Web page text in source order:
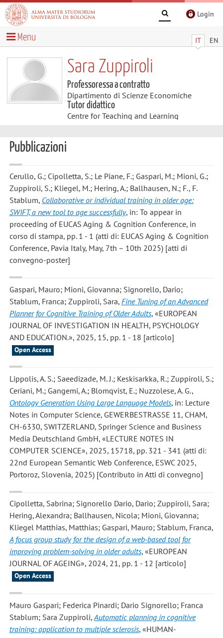
Login
IT EN
Menu
Sara Zuppiroli
Professoressa a contratto
Dipartimento di Scienze Economiche
Tutor didattico
Centre for Teaching and Learning
Pubblicazioni
Cerullo, G.; Cipolletta, S.; Le Piane, F.; Gaspari, M.; Mioni, G.;
Zuppiroli, S.; Kliegel, M.; Hering, A.; Ballhausen, N.; F., F.
Stablum, Collaborative or individual training in older age:
SWIFT, a new tool to age successfully, in: To appear in
proceeding of EUCAS Aging & Cognition Conference, in
corso di stampa, pp. 1 - 1 (atti di: EUCAS Aging & Cognition
Conference, Pavia Italy, May, 7th – 10th 2025) [atti di
convegno-poster]
Gaspari, Mauro; Mioni, Giovanna; Signorello, Dario;
Stablum, Franca; Zuppiroli, Sara, Fine Tuning of an Advanced
Planner for Cognitive Training of Older Adults, «EUROPEAN
JOURNAL OF INVESTIGATION IN HEALTH, PSYCHOLOGY
AND EDUCATION.», 2025, 15, pp. 1 - 18 [articolo]
Open Access
Lippolis, A. S.; Saeedizade, M. J.; Keskisarkka, R.; Zuppiroli, S.;
Ceriani, M.; Gangemi, A.; Blomqvist, E.; Nuzzolese, A. G.,
Ontology Generation Using Large Language Models, in: Lecture
Notes in Computer Science, GEWERBESTRASSE 11, CHAM,
CH-6330, SWITZERLAND, Springer Science and Business
Media Deutschland GmbH, «LECTURE NOTES IN
COMPUTER SCIENCE», 2025, 15718, pp. 321 - 341 (atti di:
22nd European Semantic Web Conference, ESWC 2025,
Portoroz, Slovenia, 2025) [Contributo in Atti di convegno]
Cipolletta, Sabrina; Signorello Dario, Dario; Zuppiroli, Sara;
Hering, Alexandra; Ballhausen, Nicola; Mioni, Giovanna;
Kliegel Matthias, Matthias; Gaspari, Mauro; Stablum, Franca,
A focus group study for the design of a web-based tool for
improving problem-solving in older adults, «EUROPEAN
JOURNAL OF AGEING», 2024, 21, pp. 1 - 12 [articolo]
Open Access
Mauro Gaspari; Federica Pinardi; Dario Signorello; Franca
Stablum; Sara Zuppiroli, Automatic planning in cognitive
training: application to multiple sclerosis, «HUMAN-